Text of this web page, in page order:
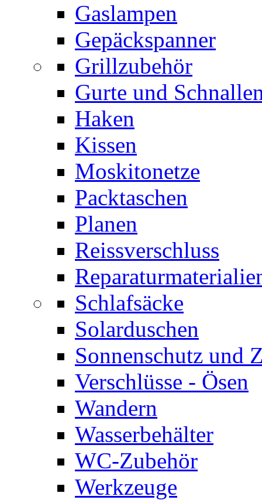
Gaslampen
Gepäckspanner
Grillzubehör
Gurte und
Haken
Kissen
Moskitonetze
Packtaschen
Planen
Reissverschluss
Schlafsäcke
Solarduschen
Sonnenschutz und
Verschlüsse - Ösen
Wandern
Wasserbehälter
WC-Zubehör
Werkzeuge